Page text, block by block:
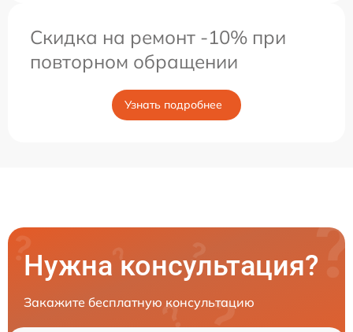
Скидка на ремонт -10% при
повторном обращении
Узнать подробнее
Нужна консультация?
Закажите бесплатную консультацию